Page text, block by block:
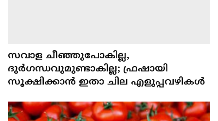
സവാള ചീഞ്ഞുപോകില്ല,
ദുർഗന്ധവുമുണ്ടാകില്ല; ഫ്രഷായി
സൂക്ഷിക്കാൻ ഇതാ ചില എളുപ്പവഴികൾ